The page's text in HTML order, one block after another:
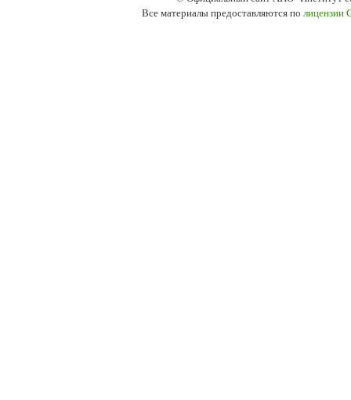
Все материалы предоставляются по лицензии